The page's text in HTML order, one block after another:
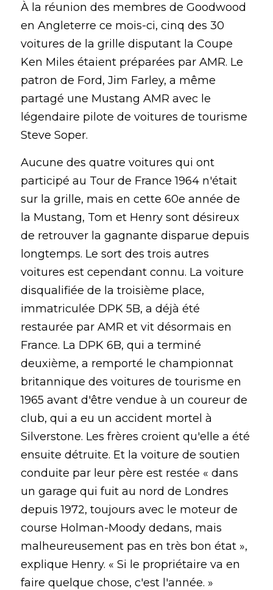
À la réunion des membres de Goodwood
en Angleterre ce mois-ci, cinq des 30
voitures de la grille disputant la Coupe
Ken Miles étaient préparées par AMR. Le
patron de Ford, Jim Farley, a même
partagé une Mustang AMR avec le
légendaire pilote de voitures de tourisme
Steve Soper.
Aucune des quatre voitures qui ont
participé au Tour de France 1964 n'était
sur la grille, mais en cette 60e année de
la Mustang, Tom et Henry sont désireux
de retrouver la gagnante disparue depuis
longtemps. Le sort des trois autres
voitures est cependant connu. La voiture
disqualifiée de la troisième place,
immatriculée DPK 5B, a déjà été
restaurée par AMR et vit désormais en
France. La DPK 6B, qui a terminé
deuxième, a remporté le championnat
britannique des voitures de tourisme en
1965 avant d'être vendue à un coureur de
club, qui a eu un accident mortel à
Silverstone. Les frères croient qu'elle a été
ensuite détruite. Et la voiture de soutien
conduite par leur père est restée « dans
un garage qui fuit au nord de Londres
depuis 1972, toujours avec le moteur de
course Holman-Moody dedans, mais
malheureusement pas en très bon état »,
explique Henry. « Si le propriétaire va en
faire quelque chose, c'est l'année. »